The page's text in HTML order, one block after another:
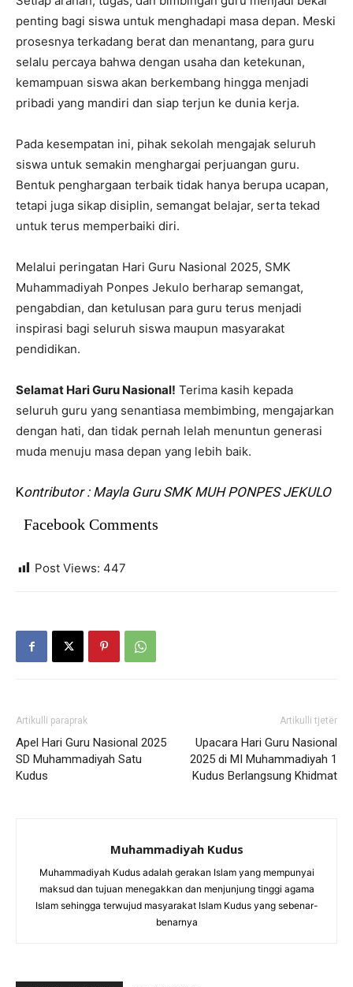
penting bagi siswa untuk menghadapi masa depan. Meski
prosesnya terkadang berat dan menantang, para guru
selalu percaya bahwa dengan usaha dan ketekunan,
kemampuan siswa akan berkembang hingga menjadi
pribadi yang mandiri dan siap terjun ke dunia kerja.
Pada kesempatan ini, pihak sekolah mengajak seluruh
siswa untuk semakin menghargai perjuangan guru.
Bentuk penghargaan terbaik tidak hanya berupa ucapan,
tetapi juga sikap disiplin, semangat belajar, serta tekad
untuk terus memperbaiki diri.
Melalui peringatan Hari Guru Nasional 2025, SMK
Muhammadiyah Ponpes Jekulo berharap semangat,
pengabdian, dan ketulusan para guru terus menjadi
inspirasi bagi seluruh siswa maupun masyarakat
pendidikan.
Selamat Hari Guru Nasional! Terima kasih kepada
seluruh guru yang senantiasa membimbing, mengajarkan
dengan hati, dan tidak pernah lelah menuntun generasi
muda menuju masa depan yang lebih baik.
Kontributor : Mayla Guru SMK MUH PONPES JEKULO
Facebook Comments
Post Views: 447
Artikulli paraprak
Apel Hari Guru Nasional 2025
SD Muhammadiyah Satu
Kudus
Artikulli tjetër
Upacara Hari Guru Nasional
2025 di MI Muhammadiyah 1
Kudus Berlangsung Khidmat
Muhammadiyah Kudus
Muhammadiyah Kudus adalah gerakan Islam yang mempunyai
maksud dan tujuan menegakkan dan menjunjung tinggi agama
Islam sehingga terwujud masyarakat Islam Kudus yang sebenar-
benarnya